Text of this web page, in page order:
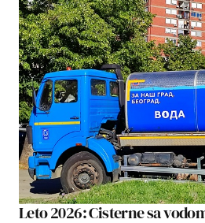
Leto 2026: Cisterne sa